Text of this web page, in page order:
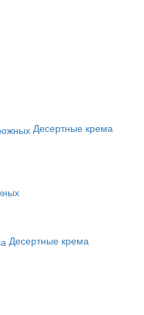
Десертные крема
Десертные крема